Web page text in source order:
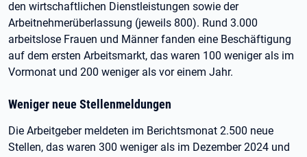
den wirtschaftlichen Dienstleistungen sowie der
Arbeitnehmerüberlassung (jeweils 800). Rund 3.000
arbeitslose Frauen und Männer fanden eine Beschäftigung
auf dem ersten Arbeitsmarkt, das waren 100 weniger als im
Vormonat und 200 weniger als vor einem Jahr.
Weniger neue Stellenmeldungen
Die Arbeitgeber meldeten im Berichtsmonat 2.500 neue
Stellen, das waren 300 weniger als im Dezember 2024 und